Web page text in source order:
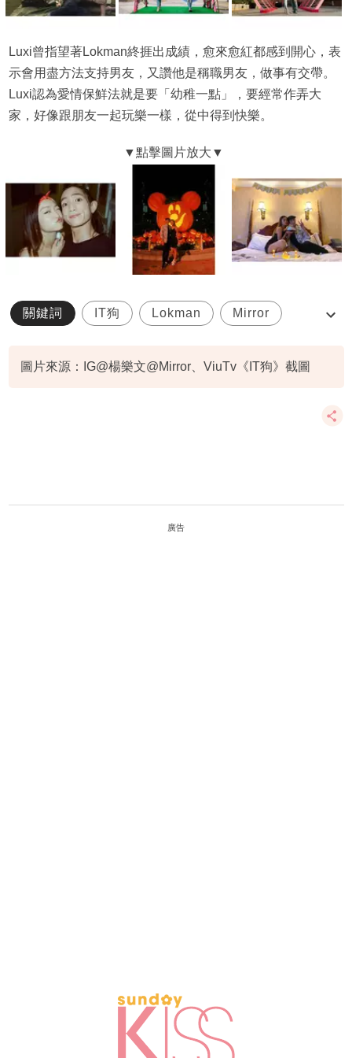
Luxi曾指望著Lokman終捱出成績，愈來愈紅都感到開心，表
示會用盡方法支持男友，又讚他是稱職男友，做事有交帶。
Luxi認為愛情保鮮法就是要「幼稚一點」，要經常作弄大
家，好像跟朋友一起玩樂一樣，從中得到快樂。
關鍵詞 IT狗 Lokman Mirror
圖片來源：IG@楊樂文@Mirror、ViuTv《IT狗》截圖
廣告